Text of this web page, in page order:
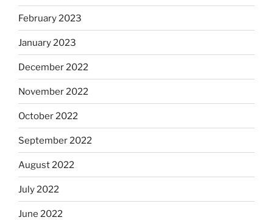
February 2023
January 2023
December 2022
November 2022
October 2022
September 2022
August 2022
July 2022
June 2022